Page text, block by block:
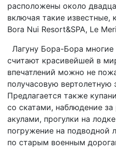
расположены около
включая такие известные,
Bora Nui Resort&SPA, Le
Лагуну Бора-Бора многие
считают красивейшей в
впечатлений можно не
получасовую вертолетную
Предлагается также
со скатами, наблюдение
акулами, прогулки на
погружение на подводной
по старым военным